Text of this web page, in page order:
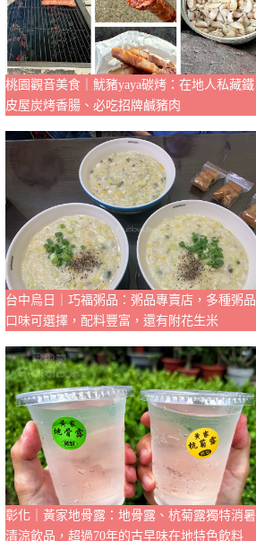
桃園觀音美食｜魷豬yaya碳烤：在地人私藏鐵
皮屋炭烤香腸、必吃招牌鹹豬肉
台中烏日｜巧福粥品：粥品專賣店，多種粥品
口味可選擇，配料豐富，還有附花生米
彰化｜黃家地骨露：地骨露、杭菊露獨特消暑
清涼飲品，超過70年的古早味在地特色飲料